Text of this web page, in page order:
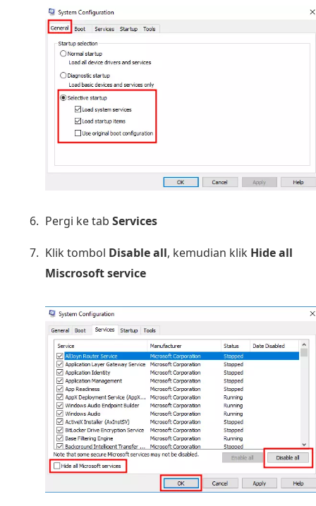
Pergi ke tab Services
Klik tombol Disable all, kemudian klik Hide all
Miscrosoft service